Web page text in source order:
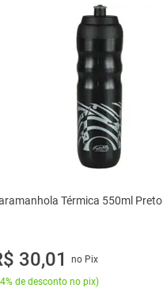
Térmica 550ml Preto
30,01
no Pix
de desconto no pix)